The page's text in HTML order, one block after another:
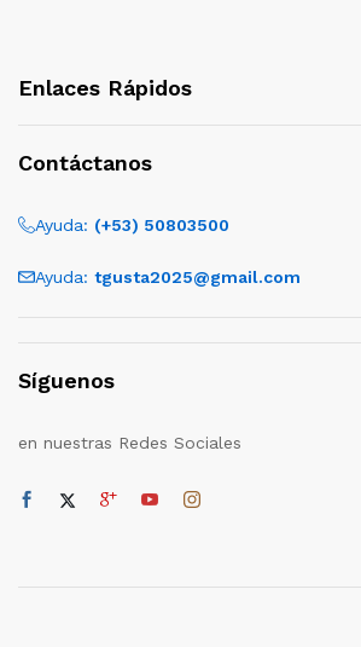
Enlaces Rápidos
Contáctanos
Ayuda: (+53) 50803500
Ayuda: tgusta2025@gmail.com
Síguenos
en nuestras Redes Sociales